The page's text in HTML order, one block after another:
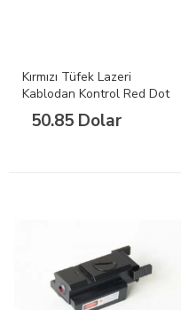
Kırmızı Tüfek Lazeri
Kablodan Kontrol Red Dot
WDG
50.85 Dolar